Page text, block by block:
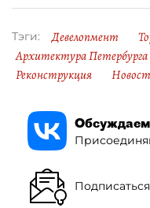
Тэги: Девелопмент
Архитектура Петербурга
Реконструкция
Обсуждаем